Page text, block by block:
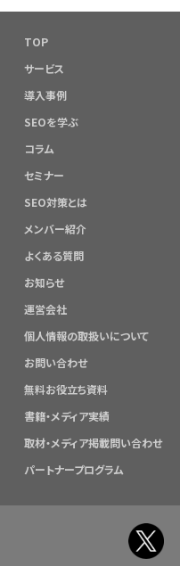
TOP
サービス
導入事例
SEOを学ぶ
コラム
セミナー
SEO対策とは
メンバー紹介
よくある質問
お知らせ
運営会社
個人情報の取扱いについて
お問い合わせ
無料お役立ち資料
書籍・メディア実績
取材・メディア掲載問い合わせ
パートナープログラム